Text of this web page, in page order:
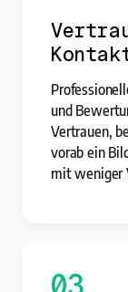
und
Vertrauen,
vorab ein
mit weniger
03